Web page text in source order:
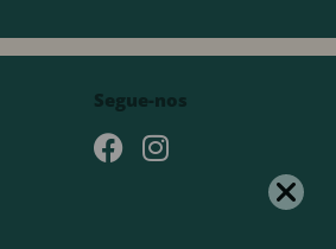
Segue-nos